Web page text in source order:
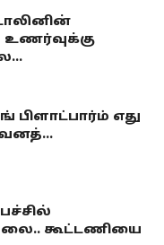
பிளாட்பார்ம் எது
கூட்டணியை